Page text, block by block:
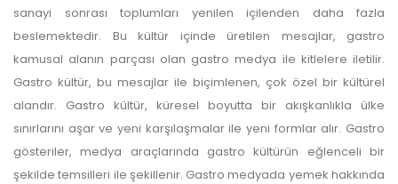
sanayi sonrası toplumları yenilen içilenden daha fazla
beslemektedir. Bu kültür içinde üretilen mesajlar, gastro
kamusal alanın parçası olan gastro medya ile kitlelere iletilir.
Gastro kültür, bu mesajlar ile biçimlenen, çok özel bir kültürel
alandır. Gastro kültür, küresel boyutta bir akışkanlıkla ülke
sınırlarını aşar ve yeni karşılaşmalar ile yeni formlar alır. Gastro
gösteriler, medya araçlarında gastro kültürün eğlenceli bir
şekilde temsilleri ile şekillenir. Gastro medyada yemek hakkında